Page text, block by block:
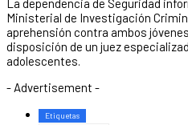
La dependencia de Seguridad
Ministerial de Investigación
aprehensión contra ambos
disposición de un juez
adolescentes.
- Advertisement -
Etiquetas